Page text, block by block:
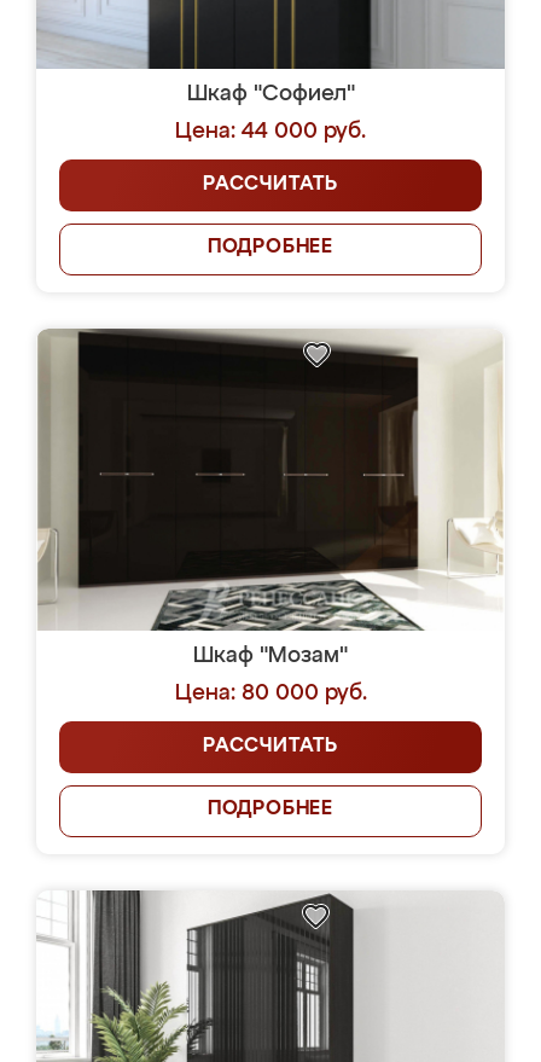
Шкаф "Софиел"
Цена: 44 000 руб.
РАССЧИТАТЬ
ПОДРОБНЕЕ
Шкаф "Мозам"
Цена: 80 000 руб.
РАССЧИТАТЬ
ПОДРОБНЕЕ